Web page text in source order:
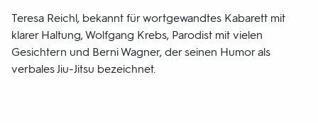
Teresa Reichl, bekannt für wortgewandtes Kabarett mit
klarer Haltung, Wolfgang Krebs, Parodist mit vielen
Gesichtern und Berni Wagner, der seinen Humor als
verbales Jiu-Jitsu bezeichnet.